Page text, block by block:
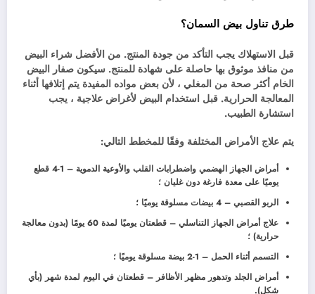
طرق تناول بيض السمان؟
قبل الاستهلاك يجب التأكد من جودة المنتج. من الأفضل شراء البيض
من منافذ موثوق بها حاصلة على شهادة للمنتج. سيكون صفار البيض
الخام أكثر صحة من المغلي ، لأن بعض مواده المفيدة يتم إتلافها أثناء
المعالجة الحرارية. قبل استخدام البيض لأغراض علاجية ، يجب
استشارة الطبيب.
يتم علاج الأمراض المختلفة وفقًا للمخطط التالي:
أمراض الجهاز الهضمي واضطرابات القلب والأوعية الدموية – 1-4 قطع
يوميًا على معدة فارغة دون غليان ؛
الربو القصبي – 4 بيضات مسلوقة يوميًا ؛
علاج أمراض الجهاز التناسلي – قطعتان يوميًا لمدة 60 يومًا (بدون معالجة
حرارية) ؛
التسمم أثناء الحمل – 1-2 بيضة مسلوقة يوميًا ؛
أمراض الجلد وتدهور مظهر الأظافر – قطعتان في اليوم لمدة شهر (بأي
شكل).